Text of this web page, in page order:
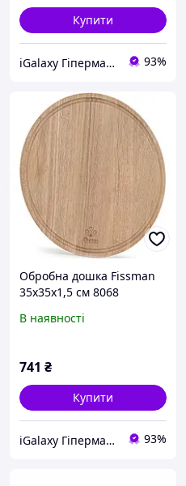
Купити
iGalaxy Гіпермаркет подарунків 93%
Обробна дошка Fissman
35x35x1,5 см 8068
В наявності
741 ₴
Купити
iGalaxy Гіпермаркет подарунків 93%